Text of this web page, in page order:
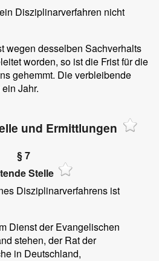
Disziplinarverfahren nicht
wegen desselben Sachverhalts
worden, so ist die Frist für die
gehemmt. Die verbleibende
Jahr.
und Ermittlungen
§ 7
Stelle
Disziplinarverfahrens ist
Dienst der Evangelischen
stehen, der Rat der
in Deutschland,